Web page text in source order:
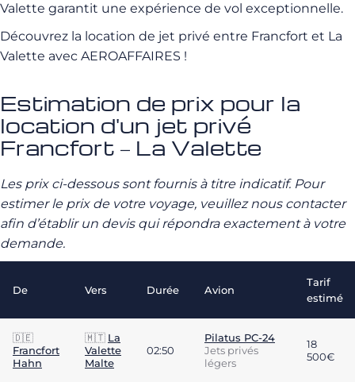
Valette garantit une expérience de vol exceptionnelle.
Découvrez la location de jet privé entre Francfort et La
Valette avec AEROAFFAIRES !
Estimation de prix pour la
location d'un jet privé
Francfort – La Valette
Les prix ci-dessous sont fournis à titre indicatif. Pour
estimer le prix de votre voyage, veuillez nous contacter
afin d’établir un devis qui répondra exactement à votre
demande.
De Vers Durée Avion
Tarif
estimé
🇩🇪
Francfort
Hahn
🇲🇹 La
Valette
Malte
02:50
Pilatus PC-24
Jets privés
légers
18
500€